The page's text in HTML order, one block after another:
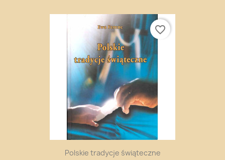
Polskie tradycje świąteczne
favorite_border